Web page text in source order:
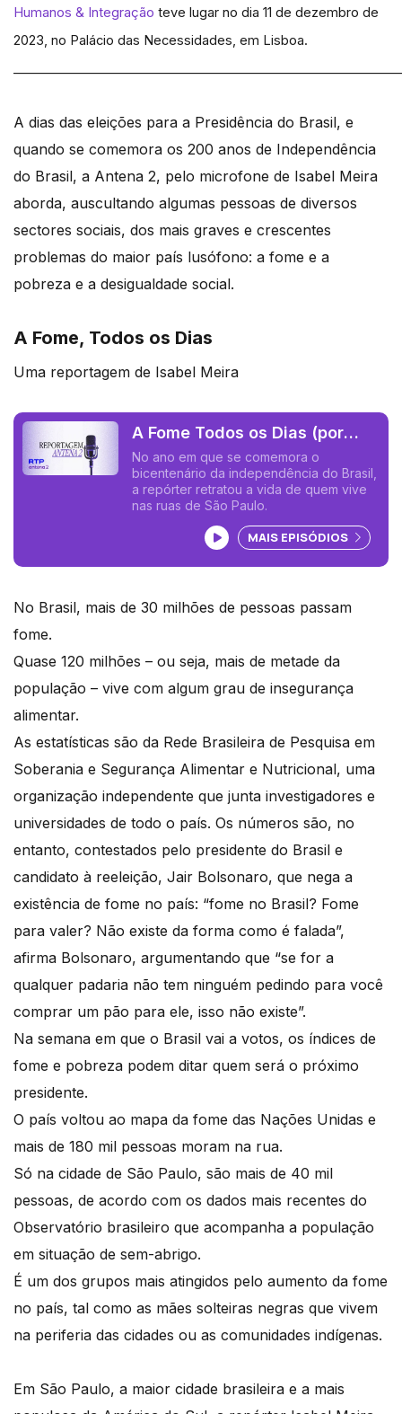
Humanos & Integração teve lugar no dia 11 de dezembro de
2023, no Palácio das Necessidades, em Lisboa.
A dias das eleições para a Presidência do Brasil, e
quando se comemora os 200 anos de Independência
do Brasil, a Antena 2, pelo microfone de Isabel Meira
aborda, auscultando algumas pessoas de diversos
sectores sociais, dos mais graves e crescentes
problemas do maior país lusófono: a fome e a
pobreza e a desigualdade social.
A Fome, Todos os Dias
Uma reportagem de Isabel Meira
A Fome Todos os Dias (por
Isabel Meira)
No ano em que se comemora o
bicentenário da independência do Brasil,
a repórter retratou a vida de quem vive
nas ruas de São Paulo.
Ouvir podcast
MAIS EPISÓDIOS
No Brasil, mais de 30 milhões de pessoas passam
fome.
Quase 120 milhões – ou seja, mais de metade da
população – vive com algum grau de insegurança
alimentar.
As estatísticas são da Rede Brasileira de Pesquisa em
Soberania e Segurança Alimentar e Nutricional, uma
organização independente que junta investigadores e
universidades de todo o país. Os números são, no
entanto, contestados pelo presidente do Brasil e
candidato à reeleição, Jair Bolsonaro, que nega a
existência de fome no país: “fome no Brasil? Fome
para valer? Não existe da forma como é falada”,
afirma Bolsonaro, argumentando que “se for a
qualquer padaria não tem ninguém pedindo para você
comprar um pão para ele, isso não existe”.
Na semana em que o Brasil vai a votos, os índices de
fome e pobreza podem ditar quem será o próximo
presidente.
O país voltou ao mapa da fome das Nações Unidas e
mais de 180 mil pessoas moram na rua.
Só na cidade de São Paulo, são mais de 40 mil
pessoas, de acordo com os dados mais recentes do
Observatório brasileiro que acompanha a população
em situação de sem-abrigo.
É um dos grupos mais atingidos pelo aumento da fome
no país, tal como as mães solteiras negras que vivem
na periferia das cidades ou as comunidades indígenas.
Em São Paulo, a maior cidade brasileira e a mais